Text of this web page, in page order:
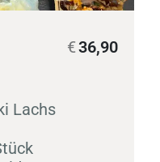
Lachs
36,90
€